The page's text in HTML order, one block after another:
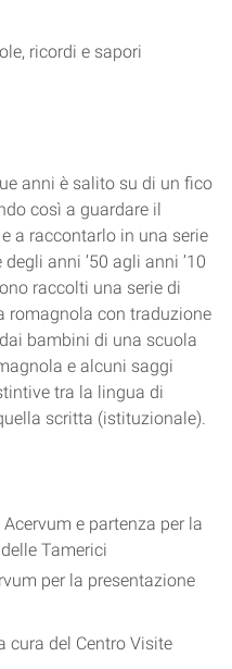
ricordi e sapori
anni è salito su di un fico
così a guardare il
a raccontarlo in una serie
anni ’50 agli anni ’10
raccolti una serie di
romagnola con traduzione
bambini di una scuola
e alcuni saggi
tra la lingua di
scritta (istituzionale).
e partenza per la
Tamerici
per la presentazione
cura del Centro Visite